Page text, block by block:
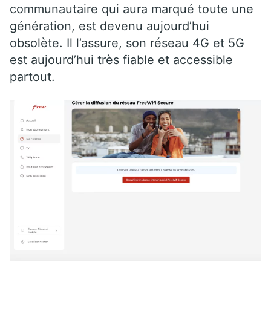
communautaire qui aura marqué toute une
génération, est devenu aujourd’hui
obsolète. Il l’assure, son réseau 4G et 5G
est aujourd’hui très fiable et accessible
partout.